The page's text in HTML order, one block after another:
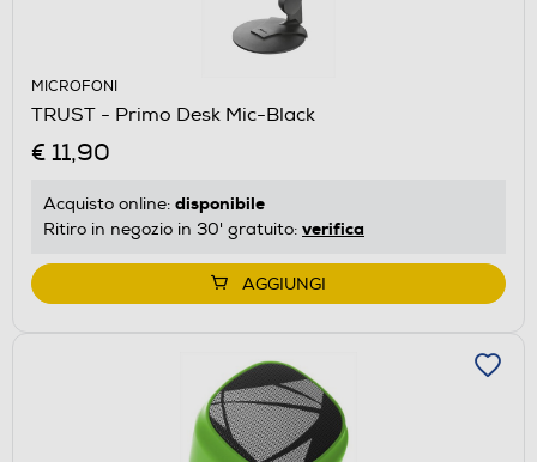
MICROFONI
TRUST - Primo Desk Mic-Black
€ 11,90
Acquisto online: disponibile
Ritiro in negozio in 30' gratuito: verifica
AGGIUNGI